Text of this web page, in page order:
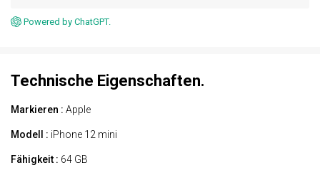
Powered by ChatGPT.
Technische Eigenschaften.
Markieren : Apple
Modell : iPhone 12 mini
Fähigkeit : 64 GB